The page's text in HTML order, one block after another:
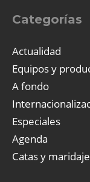
Categorías
Actualidad
Equipos y
A fondo
Especiales
Agenda
Catas y